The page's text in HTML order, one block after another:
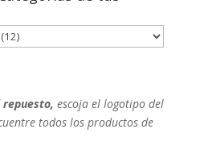
escoja el logotipo del
todos los productos de